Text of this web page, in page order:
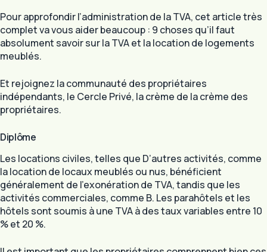
Pour approfondir l’administration de la TVA, cet article très
complet va vous aider beaucoup : 9 choses qu’il faut
absolument savoir sur la TVA et la location de logements
meublés.
Et rejoignez la communauté des propriétaires
indépendants, le Cercle Privé, la crème de la crème des
propriétaires.
Diplôme
Les locations civiles, telles que D’autres activités, comme
la location de locaux meublés ou nus, bénéficient
généralement de l’exonération de TVA, tandis que les
activités commerciales, comme B. Les parahôtels et les
hôtels sont soumis à une TVA à des taux variables entre 10
% et 20 %.